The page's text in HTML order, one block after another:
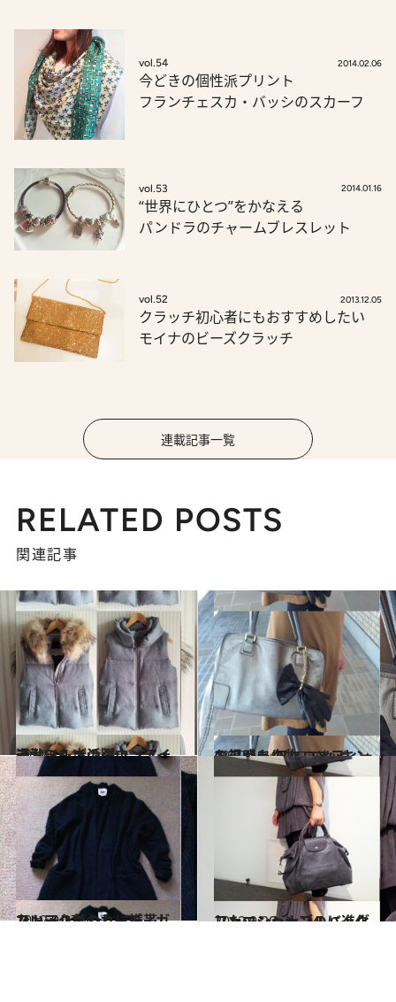
vol.54 2014.02.06
今どきの個性派プリント
フランチェスカ・バッシのスカーフ
vol.53 2014.01.16
“世界にひとつ”をかなえる
パンドラのチャームブレスレット
vol.52 2013.12.05
クラッチ初心者にもおすすめしたい
モイナのビーズクラッチ
連載記事一覧
RELATED POSTS
関連記事
2012.10.18
通勤にも大活躍！ フォードミルズのダウンアイテム
ファッション 2012.10.4
お得感あり！ マッキントッシュ フィロソフィーのファー小物
コミック ＆ エッセイ
2012.9.27
ストール替わりに携帯したいアクネのカーディガン
ファッション 2012.9.20
ファッショナブルに進化したロンシャンのバッグ
ファッション